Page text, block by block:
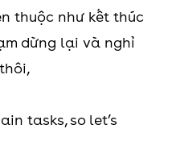
thuộc như kết thúc
dừng lại và nghỉ
tasks, so let’s